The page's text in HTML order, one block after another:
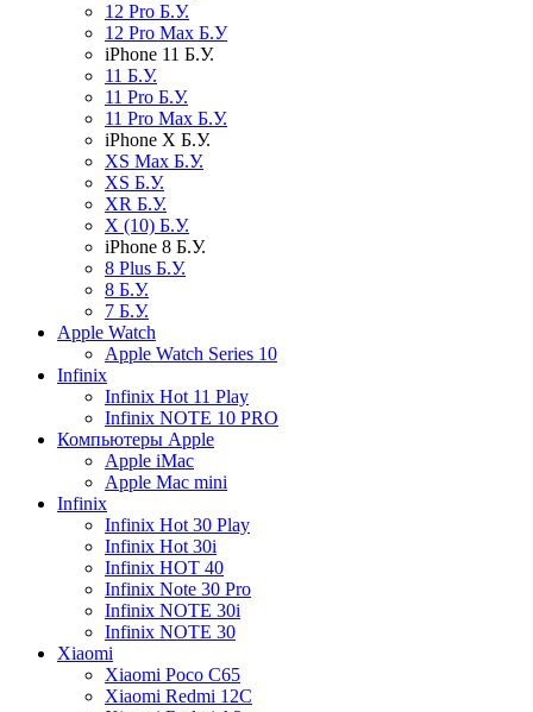
12 Pro Б.У.
12 Pro Max Б.У
iPhone 11 Б.У.
11 Б.У.
11 Pro Б.У.
11 Pro Max Б.У.
iPhone X Б.У.
XS Max Б.У.
XS Б.У.
XR Б.У.
X (10) Б.У.
iPhone 8 Б.У.
8 Plus Б.У.
8 Б.У.
7 Б.У.
Apple Watch
Apple Watch Series 10
Infinix
Infinix Hot 11 Play
Infinix NOTE 10 PRO
Компьютеры Apple
Apple iMac
Apple Mac mini
Infinix
Infinix Hot 30 Play
Infinix Hot 30i
Infinix HOT 40
Infinix Note 30 Pro
Infinix NOTE 30i
Infinix NOTE 30
Xiaomi
Xiaomi Poco C65
Xiaomi Redmi 12C